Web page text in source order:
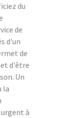
du
de
d'un
de
d'être
Un
la
à